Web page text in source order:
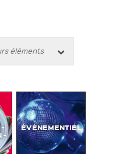
-
ÉVÉNEMENTIEL